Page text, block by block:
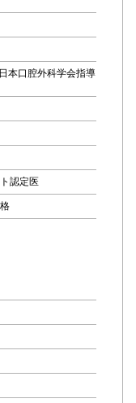
本口腔外科学会指導
認定医